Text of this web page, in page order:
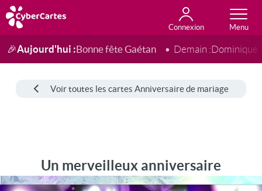
Connexion
Anniversaire
Fête du jour
Amour
Amitié
Merci
Toutes les cartes
🎉Aujourd'hui :Bonne fête Gaétan Demain :Dominique
Voir toutes les cartes Anniversaire de mariage
Un merveilleux anniversaire